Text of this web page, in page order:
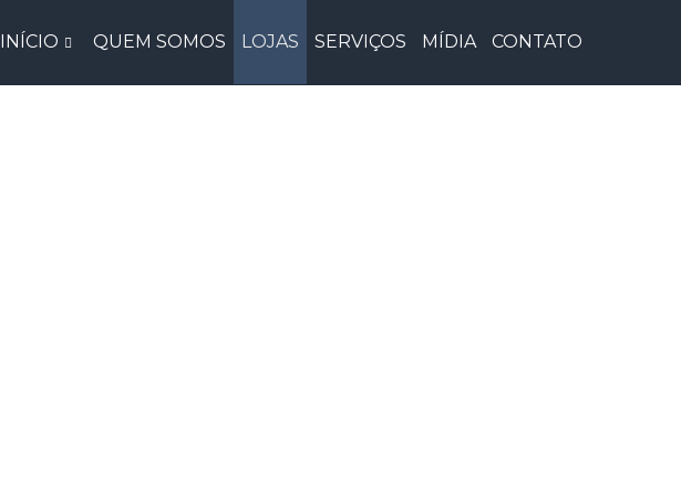
INÍCIO QUEM SOMOS LOJAS SERVIÇOS MÍDIA CONTATO